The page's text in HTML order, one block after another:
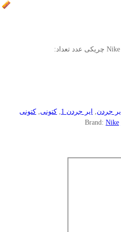
تعداد:
ایر جردن ایر جردن 1 کتونی کتونی
Brand: Nike